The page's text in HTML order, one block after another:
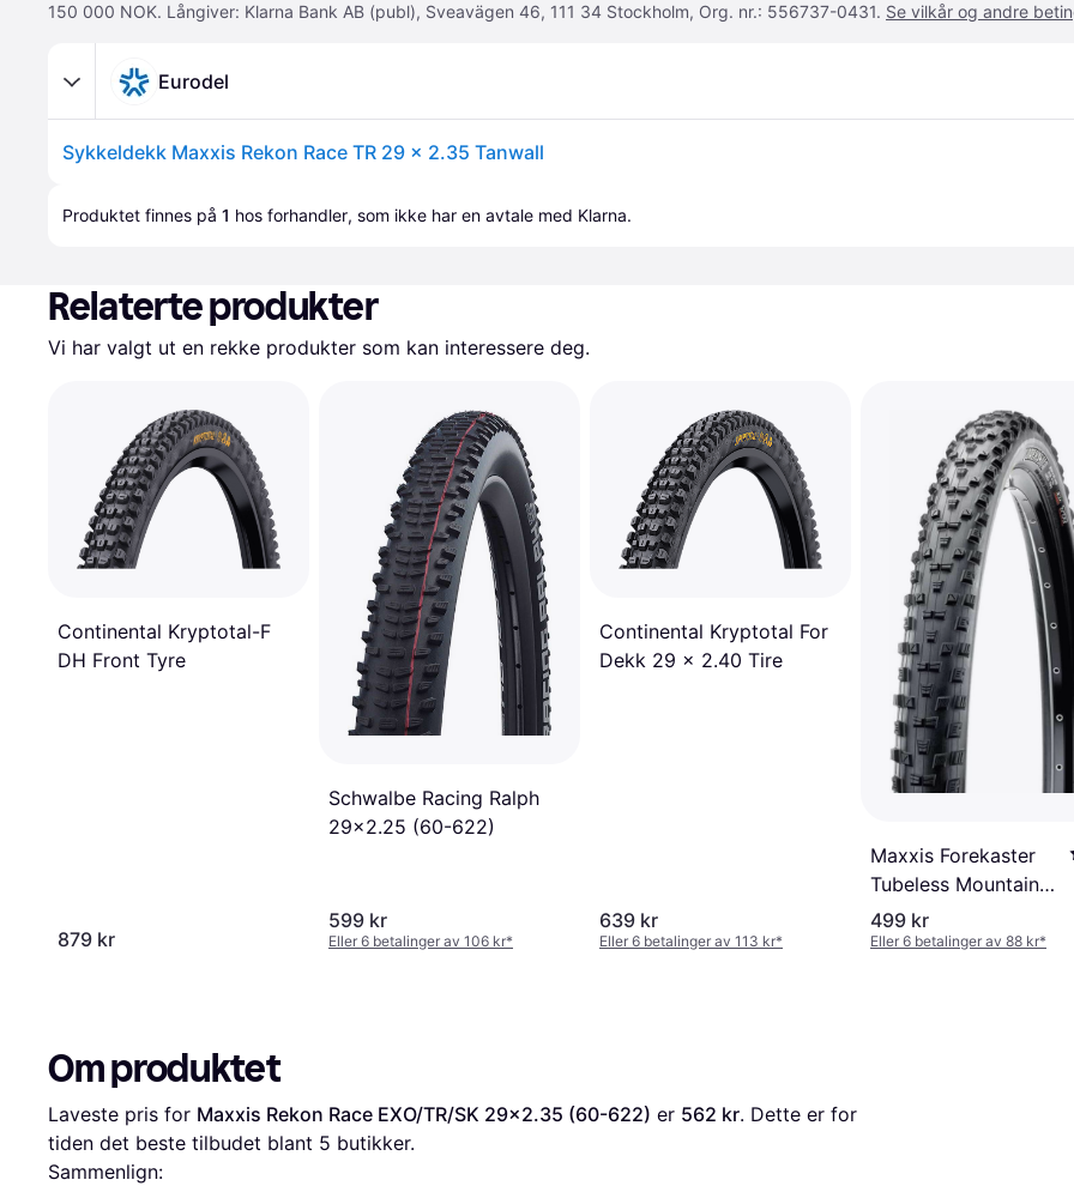
150 000 NOK. Långiver: Klarna Bank AB (publ), Sveavägen 46, 111 34 Stockholm, Org. nr.: 556737-0431. Se vilkår og andre
Eurodel
Sykkeldekk Maxxis Rekon Race TR 29 x 2.35 Tanwall
Produktet finnes på 1 hos forhandler, som ikke har en avtale med Klarna.
Relaterte produkter
Vi har valgt ut en rekke produkter som kan interessere deg.
Continental Kryptotal-F
DH Front Tyre
879 kr
Schwalbe Racing Ralph
29x2.25 (60-622)
599 kr
Eller 6 betalinger av 106 kr*
Continental Kryptotal For
Dekk 29 x 2.40 Tire
639 kr
Eller 6 betalinger av 113 kr*
Maxxis Forekaster
Tubeless Mountain
Tire
499 kr
Eller 6 betalinger av 88 kr*
Om produktet
Laveste pris for Maxxis Rekon Race EXO/TR/SK 29x2.35 (60-622) er 562 kr. Dette er for
tiden det beste tilbudet blant 5 butikker.
Sammenlign: